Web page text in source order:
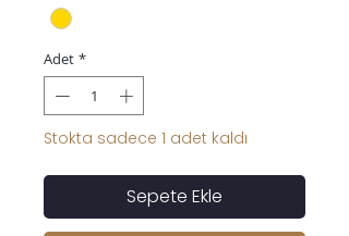
Adet *
Stokta sadece 1 adet kaldı
Sepete Ekle